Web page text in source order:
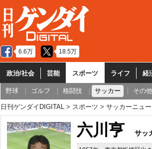
6.6万 18.5万
政治/社会 芸能 スポーツ ライフ 経
野球 ゴルフ 格闘技 サッカー その他
日刊ゲンダイDIGITAL スポーツ サッカーニュ
六川亨 サッ